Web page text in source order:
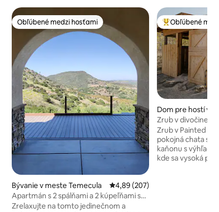
Obľúbené medzi hosťami
Obľúbené medzi hosťami
Bývanie v meste Temecula Priemerné ohodnotenie 4,89 z
4,89 (207)
Apartmán s 2 spálňami a 2 kúpeľňami s
kuchyňou a práčkou
Zrelaxujte na tomto jedinečnom a
Najobľúbenejšie
Obľúbené
Dom pre hostí v
ongo Valley
Zrub v divočine s
vyhrievanou
Zrub v Painted
pokojná chata sa
kaňonu s
kde sa vysoká